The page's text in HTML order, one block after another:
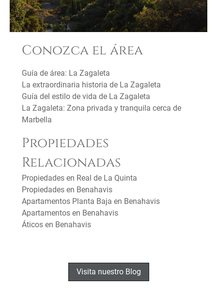
Conozca el área
Guía de área: La Zagaleta
La extraordinaria historia de La Zagaleta
Guía del estilo de vida de La Zagaleta
La Zagaleta: Zona privada y tranquila cerca de
Marbella
Propiedades
Relacionadas
Propiedades en Real de La Quinta
Propiedades en Benahavis
Apartamentos Planta Baja en Benahavis
Apartamentos en Benahavis
Áticos en Benahavis
Visita nuestro Blog